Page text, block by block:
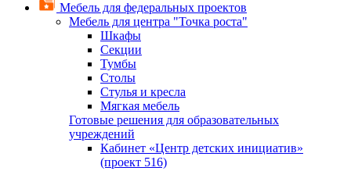
Мебель для федеральных проектов
Мебель для центра "Точка роста"
Шкафы
Секции
Тумбы
Столы
Стулья и кресла
Мягкая мебель
Готовые решения для образовательных
учреждений
Кабинет «Центр детских инициатив»
(проект 516)